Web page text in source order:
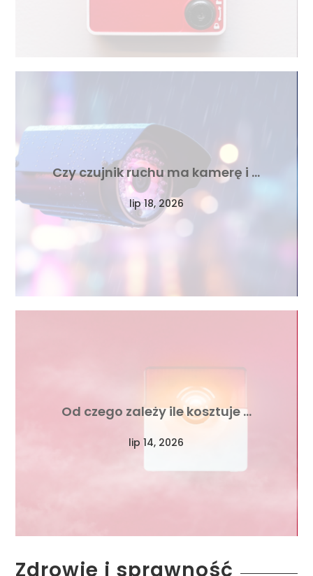
Czy czujnik ruchu ma kamerę i …
lip 18, 2026
Od czego zależy ile kosztuje …
lip 14, 2026
Zdrowie i sprawność